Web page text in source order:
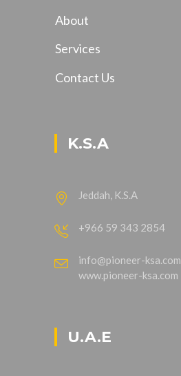
About
Services
Contact Us
K.S.A
Jeddah, K.S.A
+966 59 343 2854
info@pioneer-ksa.com
www.pioneer-ksa.com
U.A.E